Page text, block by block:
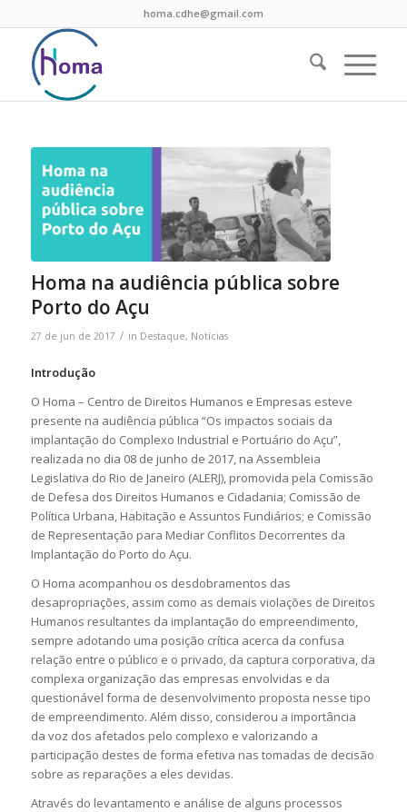
homa.cdhe@gmail.com
Homa na audiência pública sobre
Porto do Açu
27 de jun de 2017 / in Destaque, Notícias
Introdução
O Homa – Centro de Direitos Humanos e Empresas esteve
presente na audiência pública “Os impactos sociais da
implantação do Complexo Industrial e Portuário do Açu”,
realizada no dia 08 de junho de 2017, na Assembleia
Legislativa do Rio de Janeiro (ALERJ), promovida pela Comissão
de Defesa dos Direitos Humanos e Cidadania; Comissão de
Política Urbana, Habitação e Assuntos Fundiários; e Comissão
de Representação para Mediar Conflitos Decorrentes da
Implantação do Porto do Açu.
O Homa acompanhou os desdobramentos das
desapropriações, assim como as demais violações de Direitos
Humanos resultantes da implantação do empreendimento,
sempre adotando uma posição crítica acerca da confusa
relação entre o público e o privado, da captura corporativa, da
complexa organização das empresas envolvidas e da
questionável forma de desenvolvimento proposta nesse tipo
de empreendimento. Além disso, considerou a importância
da voz dos afetados pelo complexo e valorizando a
participação destes de forma efetiva nas tomadas de decisão
sobre as reparações a eles devidas.
Através do levantamento e análise de alguns processos